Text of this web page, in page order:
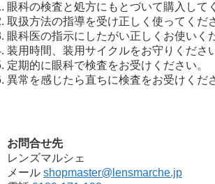
眼科の検査と処方にもとづいて購入して
取扱方法の指導を受け正しく使ってくだ
眼科医の指示にしたがい正しくお使いく
装用時間、装用サイクルをお守りくださ
定期的に眼科で検査をお受けください。
異常を感じたら直ちに検査をお受けくだ
お問合せ先
レンズマルシェ
メール shopmaster@lensmarche.jp